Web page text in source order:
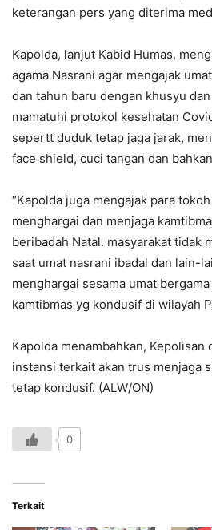
keterangan pers yang diterima
Kapolda, lanjut Kabid Humas,
agama Nasrani agar mengajak
dan tahun baru dengan khusyu
mamatuhi protokol kesehatan
sepertt duduk tetap jaga jarak,
face shield, cuci tangan dan
“Kapolda juga mengajak para
menghargai dan menjaga
beribadah Natal. masyarakat tidak
saat umat nasrani ibadal dan lain-
menghargai sesama umat
kamtibmas yg kondusif di wilayah
Kapolda menambahkan, Kepolisan
instansi terkait akan trus menjaga
tetap kondusif. (ALW/ON)
0
Terkait